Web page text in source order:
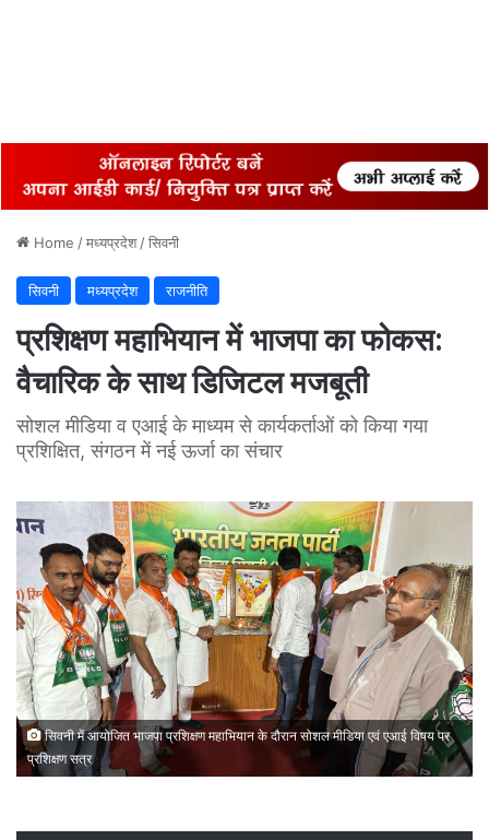
Home /मध्यप्रदेश /सिवनी
सिवनी मध्यप्रदेश राजनीति
प्रशिक्षण महाभियान में भाजपा का फोकस:
वैचारिक के साथ डिजिटल मजबूती
सोशल मीडिया व एआई के माध्यम से कार्यकर्ताओं को किया गया
प्रशिक्षित, संगठन में नई ऊर्जा का संचार
सिवनी में आयोजित भाजपा प्रशिक्षण महाभियान के दौरान सोशल मीडिया एवं एआई विषय पर
प्रशिक्षण सत्र